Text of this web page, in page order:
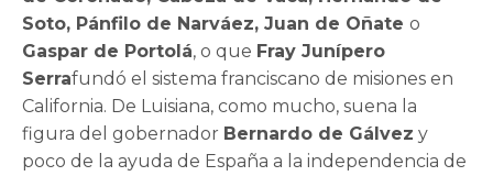
Soto, Pánfilo de Narváez, Juan de Oñateo
Gaspar de Portolá, o que Fray Junípero
Serrafundó el sistema franciscano de misiones en
California. De Luisiana, como mucho, suena la
figura del gobernador Bernardo de Gálvez y
poco de la ayuda de España a la independencia de